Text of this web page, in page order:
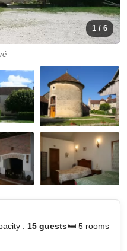
1 / 6
: 15 guests🛏️ 5 rooms